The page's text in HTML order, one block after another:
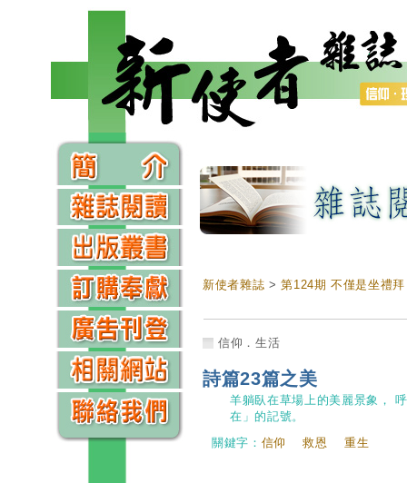
新使者雜誌 >第124期 不僅是坐禮拜
信仰．生活
詩篇23篇之美
羊躺臥在草場上的美麗景象，
在」的記號。
關鍵字： 信仰 救恩 重生